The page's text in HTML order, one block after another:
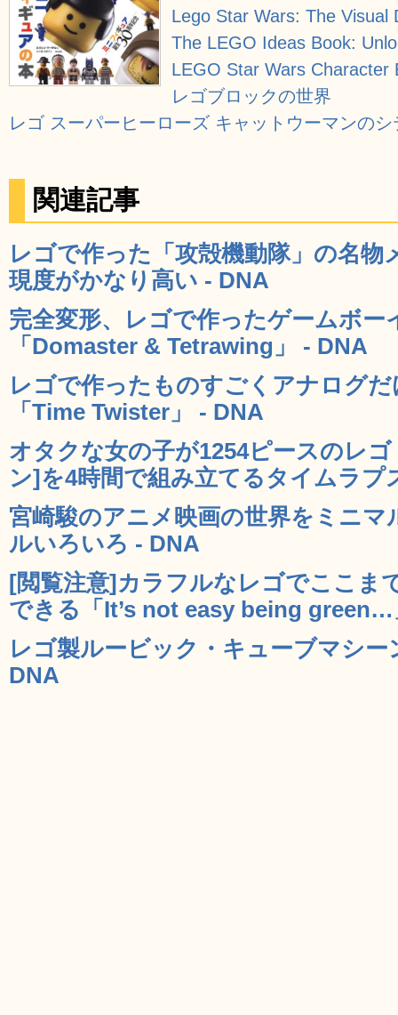
Lego Star Wars: The Visual
The LEGO Ideas Book:
LEGO Star Wars Character
レゴブロックの世界
レゴ スーパーヒーローズ キャットウーマンの
関連記事
レゴで作った「攻殻機動隊」の名物
現度がかなり高い - DNA
完全変形、レゴで作ったゲームボー
「Domaster & Tetrawing」 - DNA
レゴで作ったものすごくアナログ
「Time Twister」 - DNA
オタクな女の子が1254ピースのレ
ン]を4時間で組み立てるタイムラプ
宮崎駿のアニメ映画の世界をミニ
ルいろいろ - DNA
[閲覧注意]カラフルなレゴでここま
できる「It’s not easy being green…
レゴ製ルービック・キューブマシ
DNA